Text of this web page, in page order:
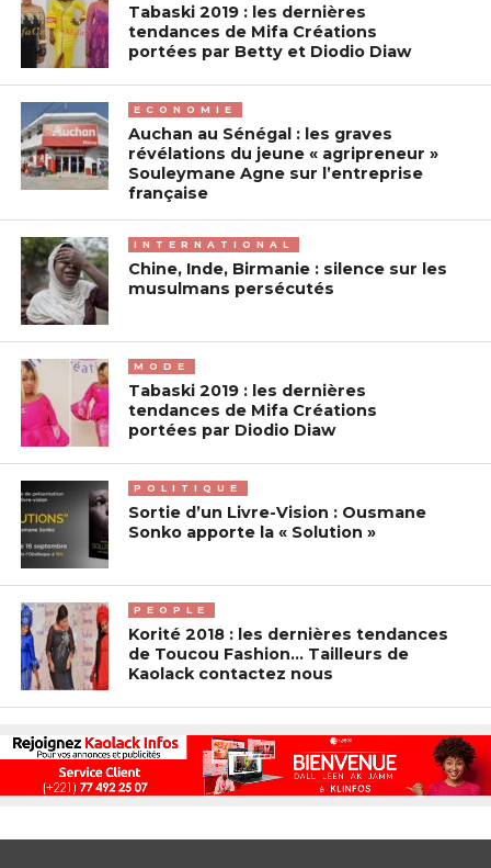
Tabaski 2019 : les dernières
tendances de Mifa Créations
portées par Betty et Diodio Diaw
ECONOMIE
Auchan au Sénégal : les graves
révélations du jeune « agripreneur »
Souleymane Agne sur l’entreprise
française
INTERNATIONAL
Chine, Inde, Birmanie : silence sur les
musulmans persécutés
MODE
Tabaski 2019 : les dernières
tendances de Mifa Créations
portées par Diodio Diaw
POLITIQUE
Sortie d’un Livre-Vision : Ousmane
Sonko apporte la « Solution »
PEOPLE
Korité 2018 : les dernières tendances
de Toucou Fashion… Tailleurs de
Kaolack contactez nous